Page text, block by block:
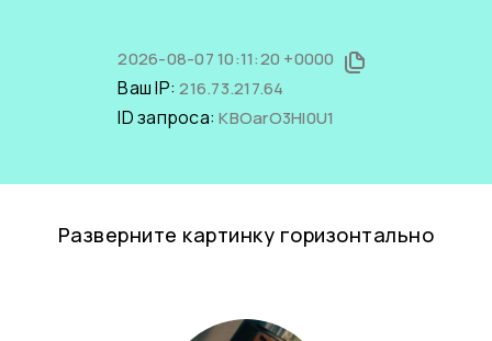
2026-08-07 10:11:20 +0000
Ваш IP:216.73.217.64
ID запроса:KBOarO3Hl0U1
Разверните картинку горизонтально